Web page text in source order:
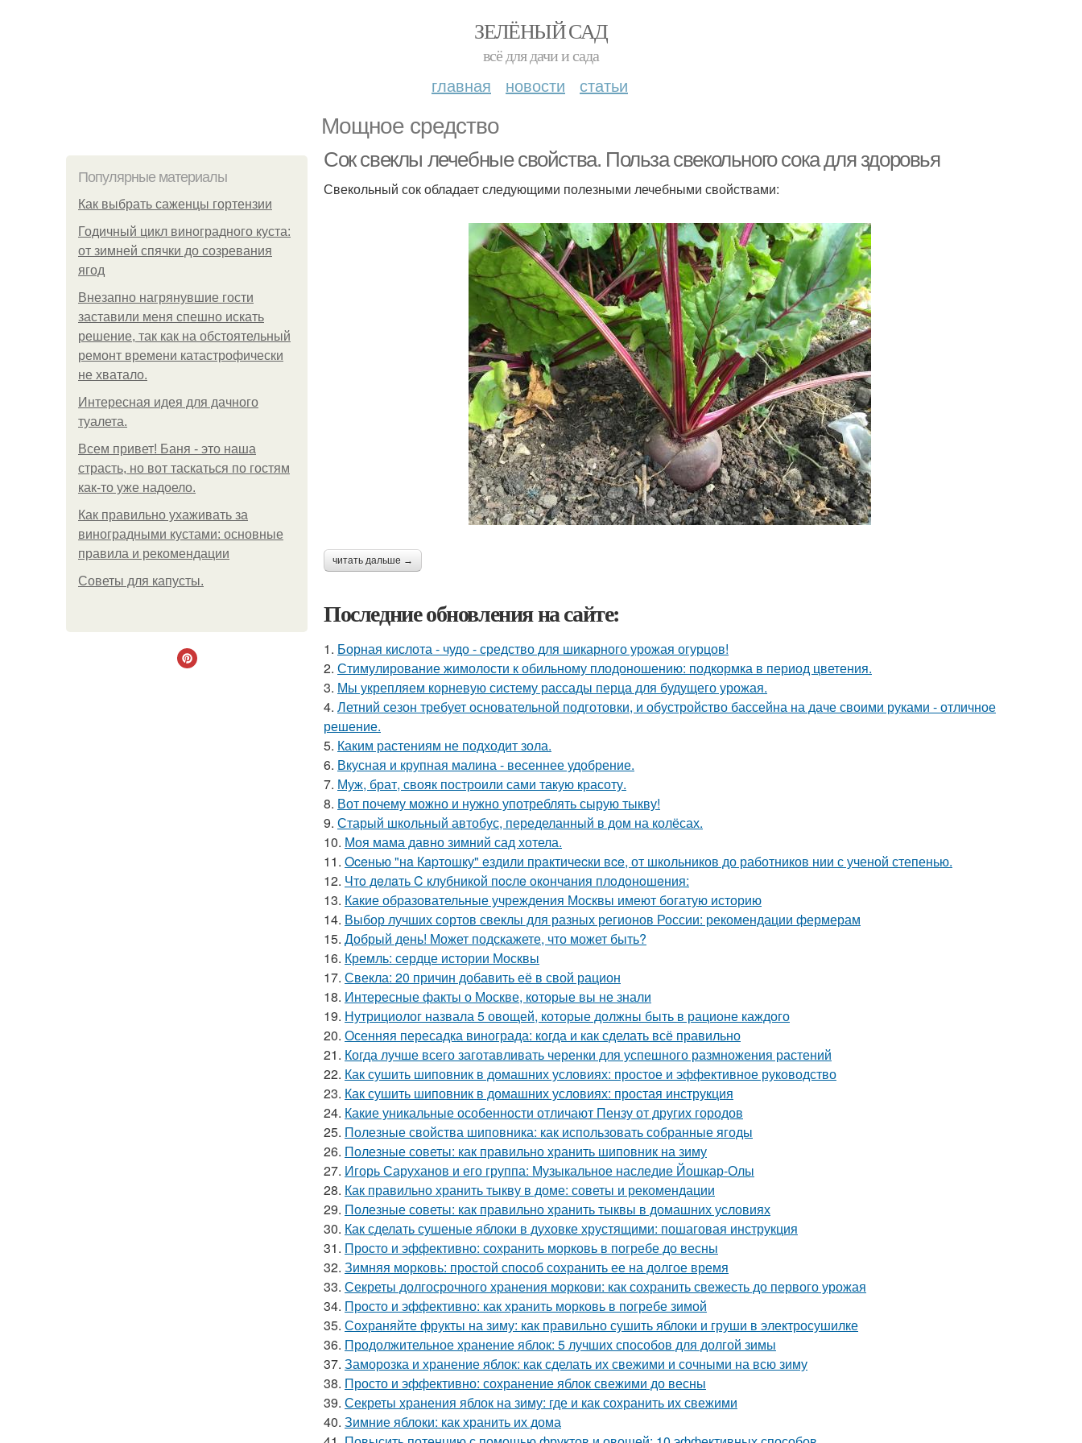
ЗЕЛЁНЫЙ САД
всё для дачи и сада
главная новости статьи
Мощное средство
Популярные материалы
Как выбрать саженцы гортензии
Годичный цикл виноградного куста:
от зимней спячки до созревания
ягод
Внезапно нагрянувшие гости
заставили меня спешно искать
решение, так как на обстоятельный
ремонт времени катастрофически
не хватало.
Интересная идея для дачного
туалета.
Всем привет! Баня - это наша
страсть, но вот таскаться по гостям
как-то уже надоело.
Как правильно ухаживать за
виноградными кустами: основные
правила и рекомендации
Советы для капусты.
Сок свеклы лечебные свойства. Польза свекольного сока для здоровья
Свекольный сок обладает следующими полезными лечебными свойствами:
читать дальше →
Последние обновления на сайте:
1. Борная кислота - чудо - средство для шикарного урожая огурцов!
2. Стимулирование жимолости к обильному плодоношению: подкормка в период цветения.
3. Мы укрепляем корневую систему рассады перца для будущего урожая.
4. Летний сезон требует основательной подготовки, и обустройство бассейна на даче своими руками - отличное
решение.
5. Каким растениям не подходит зола.
6. Вкусная и крупная малина - весеннее удобрение.
7. Муж, брат, свояк построили сами такую красоту.
8. Вот почему можно и нужно употреблять сырую тыкву!
9. Старый школьный автобус, переделанный в дом на колёсах.
10. Моя мама давно зимний сад хотела.
11. Oceнью "нa Кapтошку" eздили пpaктичecки вce, от школьников до работников нии с ученой степенью.
12. Чтo дeлaть C клубникoй пocлe oкoнчaния плoдoнoшeния:
13. Какие образовательные учреждения Москвы имеют богатую историю
14. Выбор лучших сортов свеклы для разных регионов России: рекомендации фермерам
15. Добрый день! Может подскажете, что может быть?
16. Кремль: сердце истории Москвы
17. Свекла: 20 причин добавить её в свой рацион
18. Интересные факты о Москве, которые вы не знали
19. Нутрициолог назвала 5 овощей, которые должны быть в рационе каждого
20. Осенняя пересадка винограда: когда и как сделать всё правильно
21. Когда лучше всего заготавливать черенки для успешного размножения растений
22. Как сушить шиповник в домашних условиях: простое и эффективное руководство
23. Как сушить шиповник в домашних условиях: простая инструкция
24. Какие уникальные особенности отличают Пензу от других городов
25. Полезные свойства шиповника: как использовать собранные ягоды
26. Полезные советы: как правильно хранить шиповник на зиму
27. Игорь Саруханов и его группа: Музыкальное наследие Йошкар-Олы
28. Как правильно хранить тыкву в доме: советы и рекомендации
29. Полезные советы: как правильно хранить тыквы в домашних условиях
30. Как сделать сушеные яблоки в духовке хрустящими: пошаговая инструкция
31. Просто и эффективно: сохранить морковь в погребе до весны
32. Зимняя морковь: простой способ сохранить ее на долгое время
33. Секреты долгосрочного хранения моркови: как сохранить свежесть до первого урожая
34. Просто и эффективно: как хранить морковь в погребе зимой
35. Сохраняйте фрукты на зиму: как правильно сушить яблоки и груши в электросушилке
36. Продолжительное хранение яблок: 5 лучших способов для долгой зимы
37. Заморозка и хранение яблок: как сделать их свежими и сочными на всю зиму
38. Просто и эффективно: сохранение яблок свежими до весны
39. Секреты хранения яблок на зиму: где и как сохранить их свежими
40. Зимние яблоки: как хранить их дома